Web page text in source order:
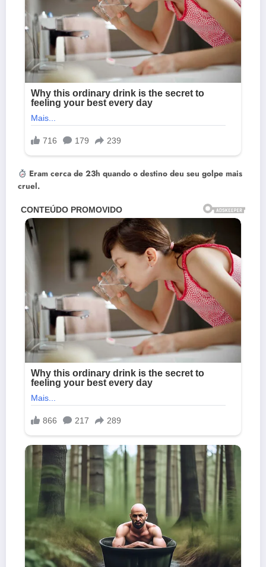
Eram cerca de 23h quando o destino deu seu golpe mais
cruel.